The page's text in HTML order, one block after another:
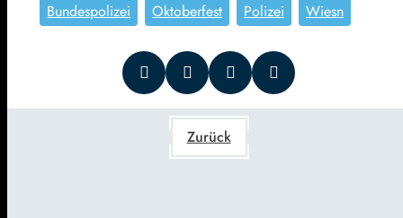
Bundespolizei Oktoberfest Polizei Wiesn
Zurück